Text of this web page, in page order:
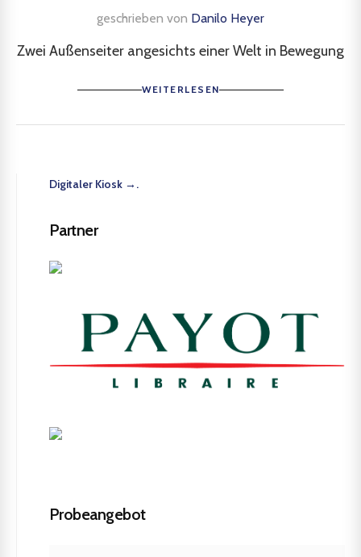
geschrieben von Danilo Heyer
Zwei Außenseiter angesichts einer Welt in Bewegung
WEITERLESEN
Digitaler Kiosk →.
Partner
Probeangebot